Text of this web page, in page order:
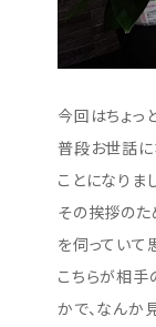
今回はちょっ
普段お世話
ことになりま
その挨拶の
を伺っていて
こちらが相
かで、なんか